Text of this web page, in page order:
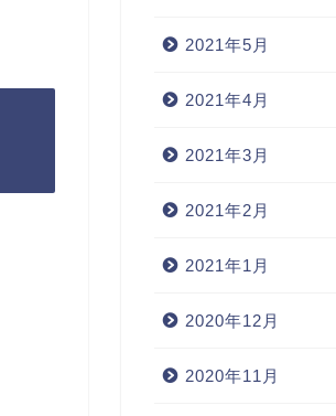
2021年5月
2021年4月
2021年3月
2021年2月
2021年1月
2020年12月
2020年11月